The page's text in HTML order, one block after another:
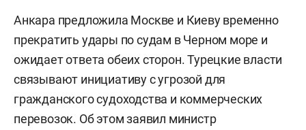
Анкара предложила Москве и Киеву временно
прекратить удары по судам в Черном море и
ожидает ответа обеих сторон. Турецкие власти
связывают инициативу с угрозой для
гражданского судоходства и коммерческих
перевозок. Об этом заявил министр